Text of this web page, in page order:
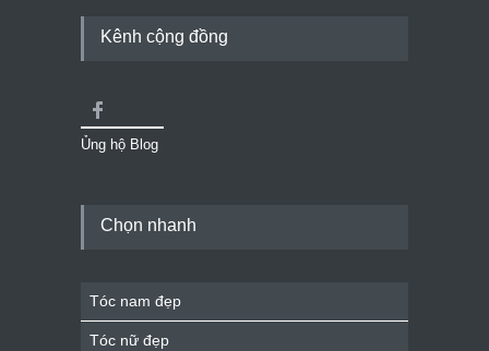
Kênh cộng đồng
Ủng hộ Blog
Chọn nhanh
Tóc nam đẹp
Tóc nữ đẹp